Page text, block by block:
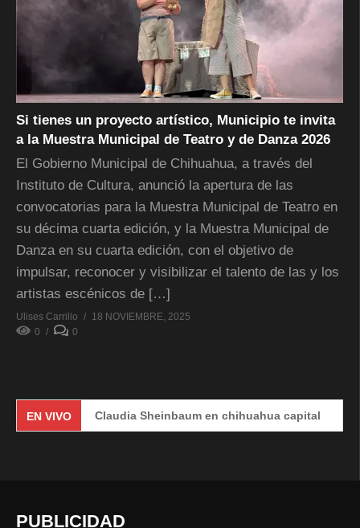
Si tienes un proyecto artístico, Municipio te invita
a la Muestra Municipal de Teatro y de Danza 2026
El Gobierno Municipal de Chihuahua, a través del
Instituto de Cultura, anunció la apertura de las
convocatorias para la Muestra Municipal de Teatro en
su décima cuarta edición, y la Muestra Municipal de
Danza en su cuarta edición, con el objetivo de
impulsar, reconocer y visibilizar el talento de las y los
artistas escénicos de […]
Ulises Carrillo
18 NOVIEMBRE, 2025
0
0
EN VIVOClaudia Sheinbaum en chihuahua capital
PUBLICIDAD